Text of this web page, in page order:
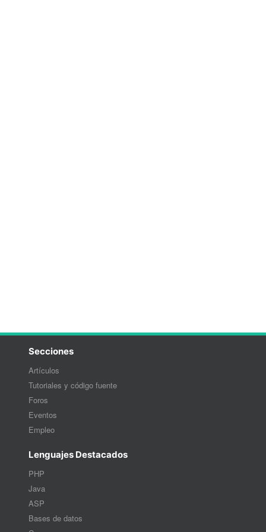
Secciones
Artículos
Tutoriales y código fuente
Foros
Eventos
Empleo
Lenguajes Destacados
PHP
Java
ASP
Bases de datos